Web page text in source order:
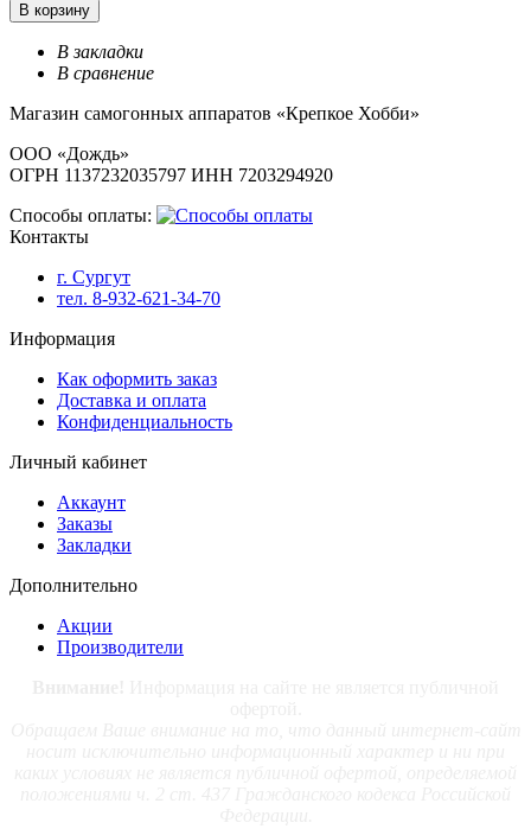
В корзину
В закладки
В сравнение
Магазин самогонных аппаратов «Крепкое Хобби»
ООО «Дождь»
ОГРН 1137232035797 ИНН 7203294920
Способы оплаты:
Контакты
г. Сургут
тел. 8-932-621-34-70
Информация
Как оформить заказ
Доставка и оплата
Конфиденциальность
Личный кабинет
Аккаунт
Заказы
Закладки
Дополнительно
Акции
Производители